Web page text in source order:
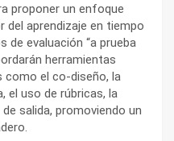
proponer un enfoque
del aprendizaje en tiempo
de evaluación “a prueba
herramientas
el co-diseño, la
el uso de rúbricas, la
salida, promoviendo un